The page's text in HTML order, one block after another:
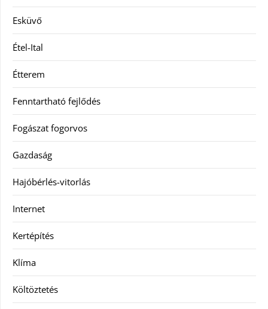
Esküvő
Étel-Ital
Étterem
Fenntartható fejlődés
Fogászat fogorvos
Gazdaság
Hajóbérlés-vitorlás
Internet
Kertépítés
Klíma
Költöztetés